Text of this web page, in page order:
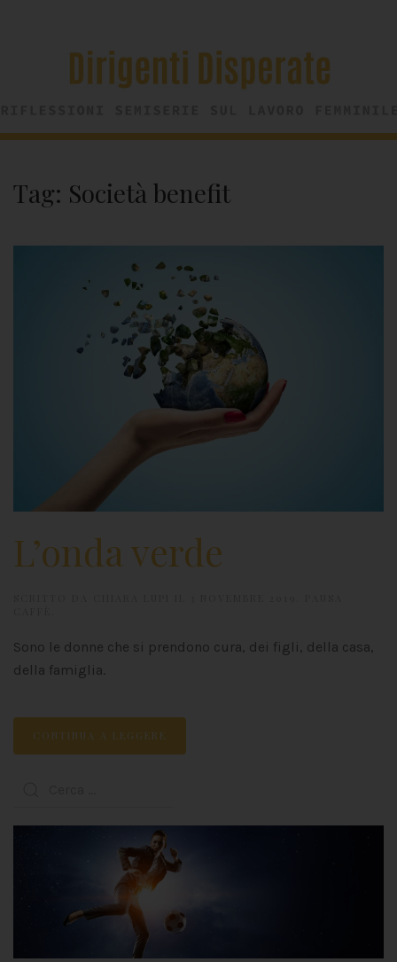
Tag: Società benefit
L’onda verde
Sono le donne che si prendono cura, dei figli, della casa,
della famiglia.
CONTINUA A LEGGERE